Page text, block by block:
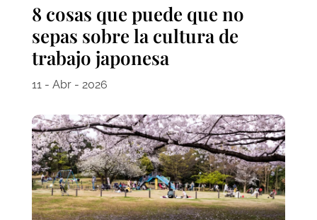
8 cosas que puede que no
sepas sobre la cultura de
trabajo japonesa
11 - Abr - 2026